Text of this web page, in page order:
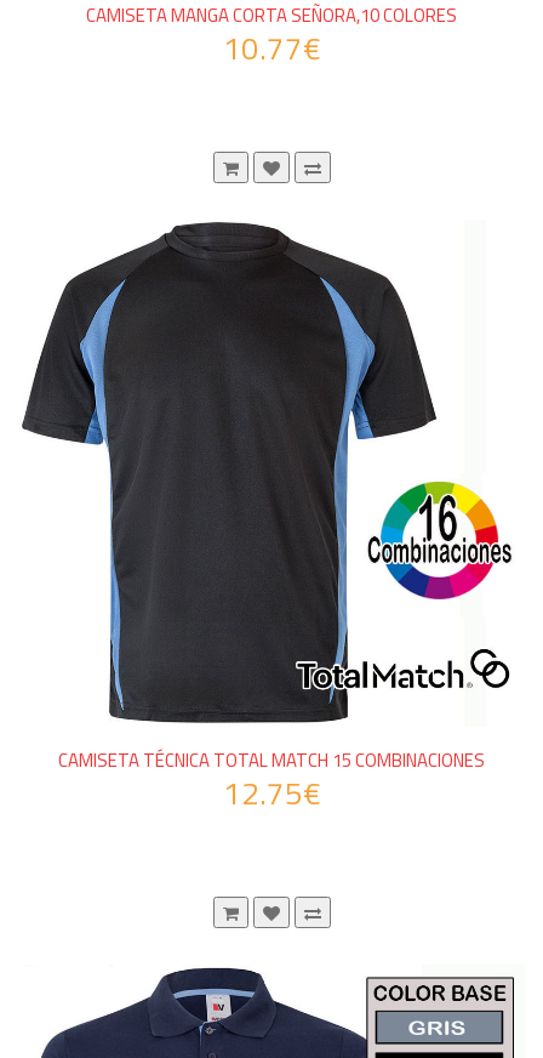
CAMISETA MANGA CORTA SEÑORA,10 COLORES
10.77€
CAMISETA TÉCNICA TOTAL MATCH 15 COMBINACIONES
12.75€